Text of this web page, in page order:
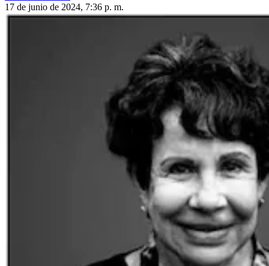
17 de junio de 2024, 7:36 p. m.